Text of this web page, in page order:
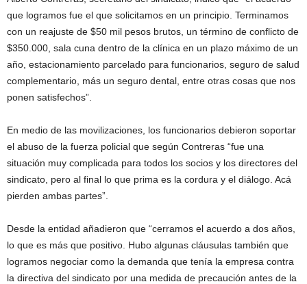
que logramos fue el que solicitamos en un principio. Terminamos
con un reajuste de $50 mil pesos brutos, un término de conflicto de
$350.000, sala cuna dentro de la clínica en un plazo máximo de un
año, estacionamiento parcelado para funcionarios, seguro de salud
complementario, más un seguro dental, entre otras cosas que nos
ponen satisfechos”.
En medio de las movilizaciones, los funcionarios debieron soportar
el abuso de la fuerza policial que según Contreras “fue una
situación muy complicada para todos los socios y los directores del
sindicato, pero al final lo que prima es la cordura y el diálogo. Acá
pierden ambas partes”.
Desde la entidad añadieron que “cerramos el acuerdo a dos años,
lo que es más que positivo. Hubo algunas cláusulas también que
logramos negociar como la demanda que tenía la empresa contra
la directiva del sindicato por una medida de precaución antes de la